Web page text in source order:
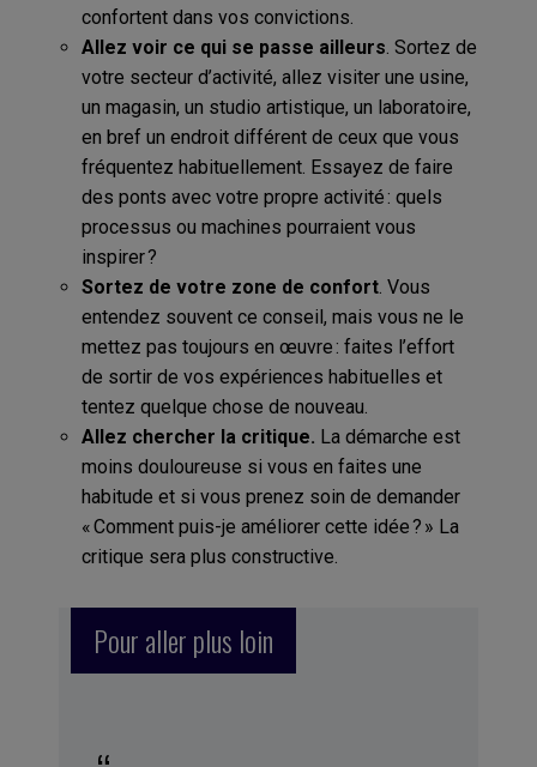
confortent dans vos convictions.
Allez voir ce qui se passe ailleurs. Sortez de
votre secteur d’activité, allez visiter une usine,
un magasin, un studio artistique, un laboratoire,
en bref un endroit différent de ceux que vous
fréquentez habituellement. Essayez de faire
des ponts avec votre propre activité : quels
processus ou machines pourraient vous
inspirer ?
Sortez de votre zone de confort. Vous
entendez souvent ce conseil, mais vous ne le
mettez pas toujours en œuvre : faites l’effort
de sortir de vos expériences habituelles et
tentez quelque chose de nouveau.
Allez chercher la critique. La démarche est
moins douloureuse si vous en faites une
habitude et si vous prenez soin de demander
« Comment puis-je améliorer cette idée ? » La
critique sera plus constructive.
Pour aller plus loin